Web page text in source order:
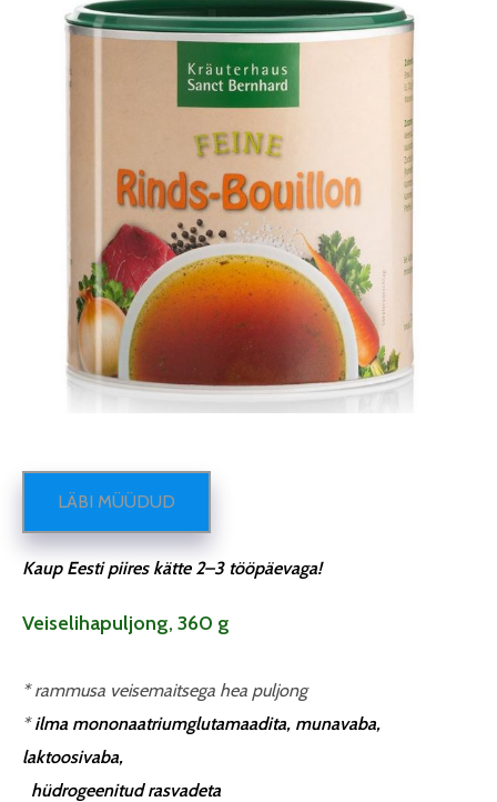
LÄBI MÜÜDUD
Kaup Eesti piires kätte 2–3 tööpäevaga!
Veiselihapuljong, 360 g
* rammusa veisemaitsega hea puljong
*ilma mononaatriumglutamaadita, munavaba,
laktoosivaba,
hüdrogeenitud rasvadeta